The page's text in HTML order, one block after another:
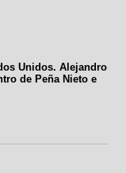
Unidos. Alejandro
de Peña Nieto e